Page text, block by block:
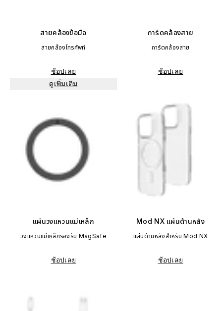
สายคล้องข้อมือ
สายคล้องโทรศัพท์
ช้อปเลย
ดูเพิ่มเติม
การ์ดคล้องสาย
การ์ดคล้องสาย
ช้อปเลย
แผ่นวงแหวนแม่เหล็ก
วงแหวนแม่เหล็กรองรับ MagSafe
ช้อปเลย
Mod NX แผ่นด้านหลัง
แผ่นด้านหลังสำหรับ Mod NX
ช้อปเลย